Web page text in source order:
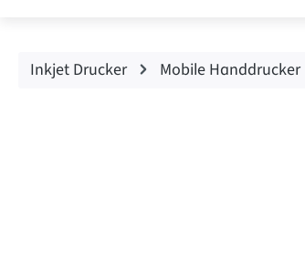
Inkjet Drucker Mobile Handdrucker